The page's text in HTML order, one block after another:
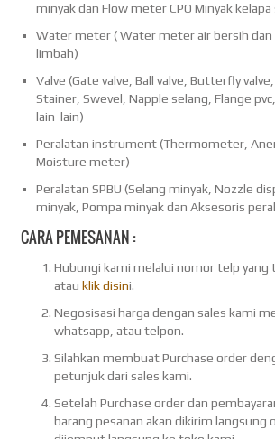
minyak dan Flow meter CPO Minyak
Water meter ( Water meter air bersih
limbah)
Valve (Gate valve, Ball valve, Butterfly valve,
Stainer, Swevel, Napple selang, Flange
lain-lain)
Peralatan instrument (Thermometer,
Moisture meter)
Peralatan SPBU (Selang minyak, Nozzle
minyak, Pompa minyak dan Aksesoris
CARA PEMESANAN :
Hubungi kami melalui nomor telp
atau klik disini.
Negosisasi harga dengan sales kami
whatsapp, atau telpon.
Silahkan membuat Purchase order
petunjuk dari sales kami.
Setelah Purchase order dan
barang pesanan akan dikirim langsung